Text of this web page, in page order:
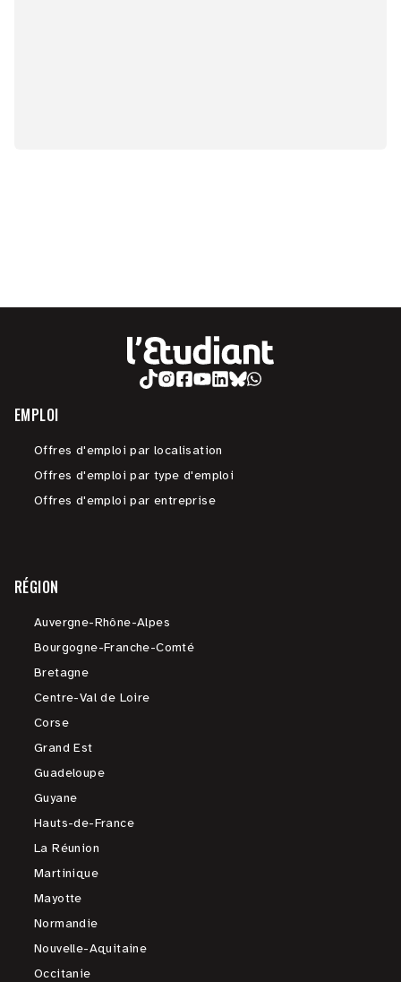
EMPLOI
Offres d'emploi par localisation
Offres d'emploi par type d'emploi
Offres d'emploi par entreprise
RÉGION
Auvergne-Rhône-Alpes
Bourgogne-Franche-Comté
Bretagne
Centre-Val de Loire
Corse
Grand Est
Guadeloupe
Guyane
Hauts-de-France
La Réunion
Martinique
Mayotte
Normandie
Nouvelle-Aquitaine
Occitanie